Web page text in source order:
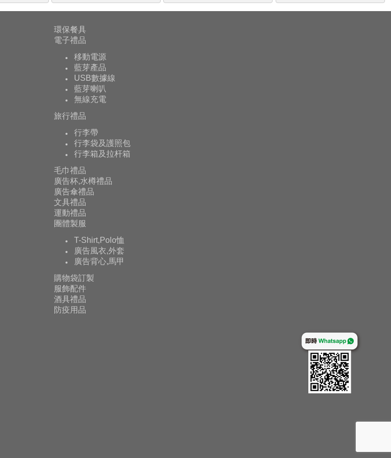
環保餐具
電子禮品
移動電源
藍芽產品
USB數據線
藍芽喇叭
無線充電
旅行禮品
行李帶
行李袋及護照包
行李箱及拉杆箱
毛巾禮品
廣告杯,水樽禮品
廣告傘禮品
文具禮品
運動禮品
團體製服
T-Shirt,Polo恤
廣告風衣,外套
廣告背心,馬甲
購物袋訂製
服飾配件
酒具禮品
防疫用品